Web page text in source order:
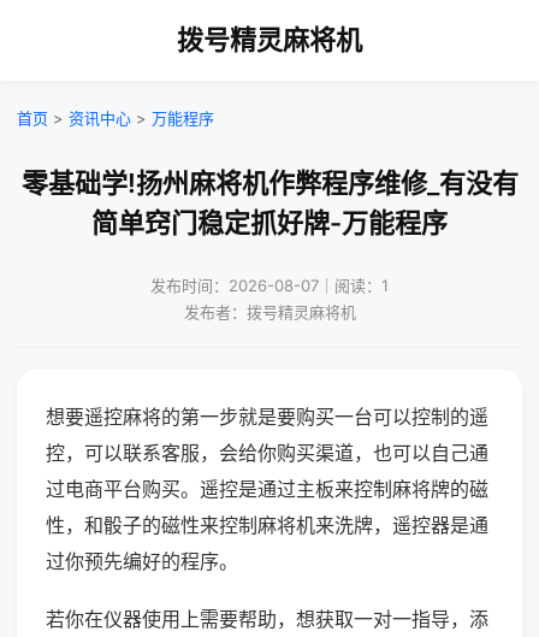
拨号精灵麻将机
首页 > 资讯中心 > 万能程序
零基础学!扬州麻将机作弊程序维修_有没有
简单窍门稳定抓好牌-万能程序
发布时间：2026-08-07｜阅读：1
发布者：拨号精灵麻将机
想要遥控麻将的第一步就是要购买一台可以控制的遥
控，可以联系客服，会给你购买渠道，也可以自己通
过电商平台购买。遥控是通过主板来控制麻将牌的磁
性，和骰子的磁性来控制麻将机来洗牌，遥控器是通
过你预先编好的程序。
若你在仪器使用上需要帮助，想获取一对一指导，添